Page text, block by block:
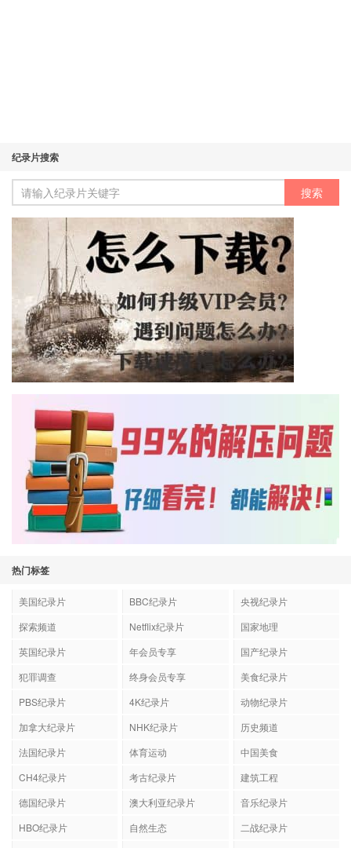
纪录片搜索
热门标签
美国纪录片 BBC纪录片
央视纪录片
探索频道
Netflix纪录片
国家地理
英国纪录片
年会员专享
国产纪录片
犯罪调查
终身会员专享
美食纪录片
PBS纪录片
4K纪录片
动物纪录片
加拿大纪录片
NHK纪录片
历史频道
法国纪录片
体育运动
中国美食
CH4纪录片
考古纪录片
建筑工程
德国纪录片
澳大利亚纪录片
音乐纪录片
HBO纪录片
自然生态
二战纪录片